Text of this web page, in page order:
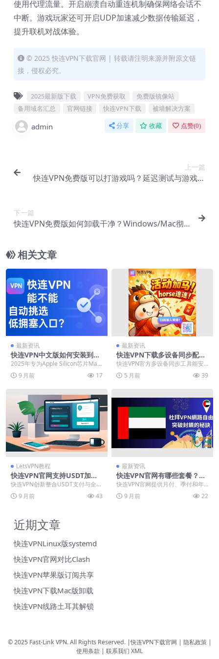
使用代理流量。开启崩溃自动重连机制确保网络会话不
中断。游戏玩家还可开启UDP加速减少数据传输延迟，
提升联机对战体验。
© 2025 快连VPN下载官网 | 转载请注明来源并附原文链
接，侵权必究。
2025最新版下载 VPN免费获取
免费版镜像站
备用域名汇总
官网链接 快连VPN下载 被墙解决方案
admin 分享 收藏 点赞(0)
上一篇
快连VPN免费版可以打游戏吗？延迟测试与游戏节
下一篇
快连VPN免费版如何卸载干净？Windows/Mac彻
相关文章
最新资讯
快连VPN中文版如何安装到M
ac？2025年Apple Silicon原
生支持
2025年专为Apple Silicon芯片Mac
打造的快连VPN中文版安装指南...
9 月前 17
最新资讯
快连VPN下载多设备同步配置
文件迁移工具
快连VPN官方多设备同步工具能安
全高效地迁移配置，解决多设备重
复设置的烦恼。该工...
5 月前 39
LetsVPN教程
快连VPN官网支持USDT加密
支付
快连VPN创新整合USDT支付与全球
网络加速技术，为用户提供匿名安
全的跨境连接方...
9 月前 43
最新资讯
快连VPN官网有哪些套餐？月
付/季付/年付性价比对比
快连VPN官网提供月付、季付和年
付三种套餐，满足不同用户需求。
月付灵活性高，适合...
9 月前 22
近期文章
快连VPNLinux版systemd
快连VPN官网对比Clash
快连VPN苹果版订阅共享
快连VPN下载Mac版卸载
快连VPN线路土耳其解锁
© 2025 Fast-Link VPN. All Rights Reserved. |快连VPN下载官网 | 隐私政策 |
使用条款 | 联系我们 XML